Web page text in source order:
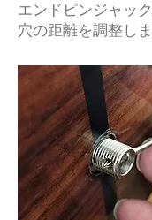
エンドピンジャッ
穴の距離を調整しま